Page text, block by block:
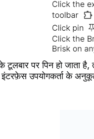
पर पिन हो जाता है,
इंटरफ़ेस उपयोगकर्ता के